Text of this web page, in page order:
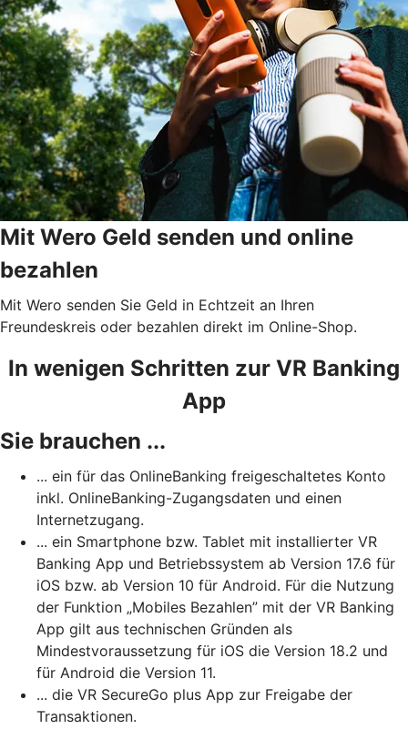
Mit Wero Geld senden und online
bezahlen
Mit Wero senden Sie Geld in Echtzeit an Ihren
Freundeskreis oder bezahlen direkt im Online-Shop.
In wenigen Schritten zur VR Banking
App
Sie brauchen ...
... ein für das OnlineBanking freigeschaltetes Konto
inkl. OnlineBanking-Zugangsdaten und einen
Internetzugang.
... ein Smartphone bzw. Tablet mit installierter VR
Banking App und Betriebssystem ab Version 17.6 für
iOS bzw. ab Version 10 für Android. Für die Nutzung
der Funktion „Mobiles Bezahlen” mit der VR Banking
App gilt aus technischen Gründen als
Mindestvoraussetzung für iOS die Version 18.2 und
für Android die Version 11.
... die VR SecureGo plus App zur Freigabe der
Transaktionen.